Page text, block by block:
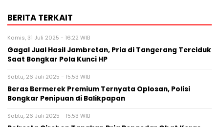
BERITA TERKAIT
Kamis, 31 Juli 2025 - 16:22 WIB
Gagal Jual Hasil Jambretan, Pria di Tangerang Terciduk
Saat Bongkar Pola Kunci HP
Sabtu, 26 Juli 2025 - 15:53 WIB
Beras Bermerek Premium Ternyata Oplosan, Polisi
Bongkar Penipuan di Balikpapan
Sabtu, 26 Juli 2025 - 15:53 WIB